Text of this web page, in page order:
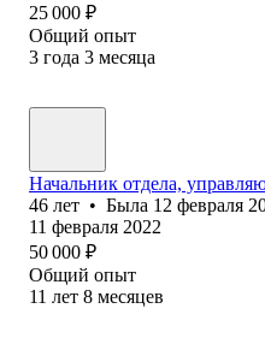
25 000 ₽
Общий опыт
3 года 3 месяца
Начальник отдела,
46 лет • Была 12 февраля
11 февраля 2022
50 000 ₽
Общий опыт
11 лет 8 месяцев